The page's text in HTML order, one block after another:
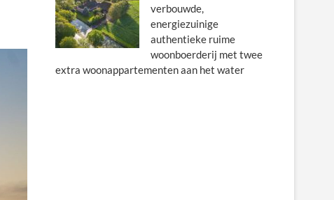
verbouwde,
energiezuinige
authentieke ruime
woonboerderij met twee
extra woonappartementen aan het water